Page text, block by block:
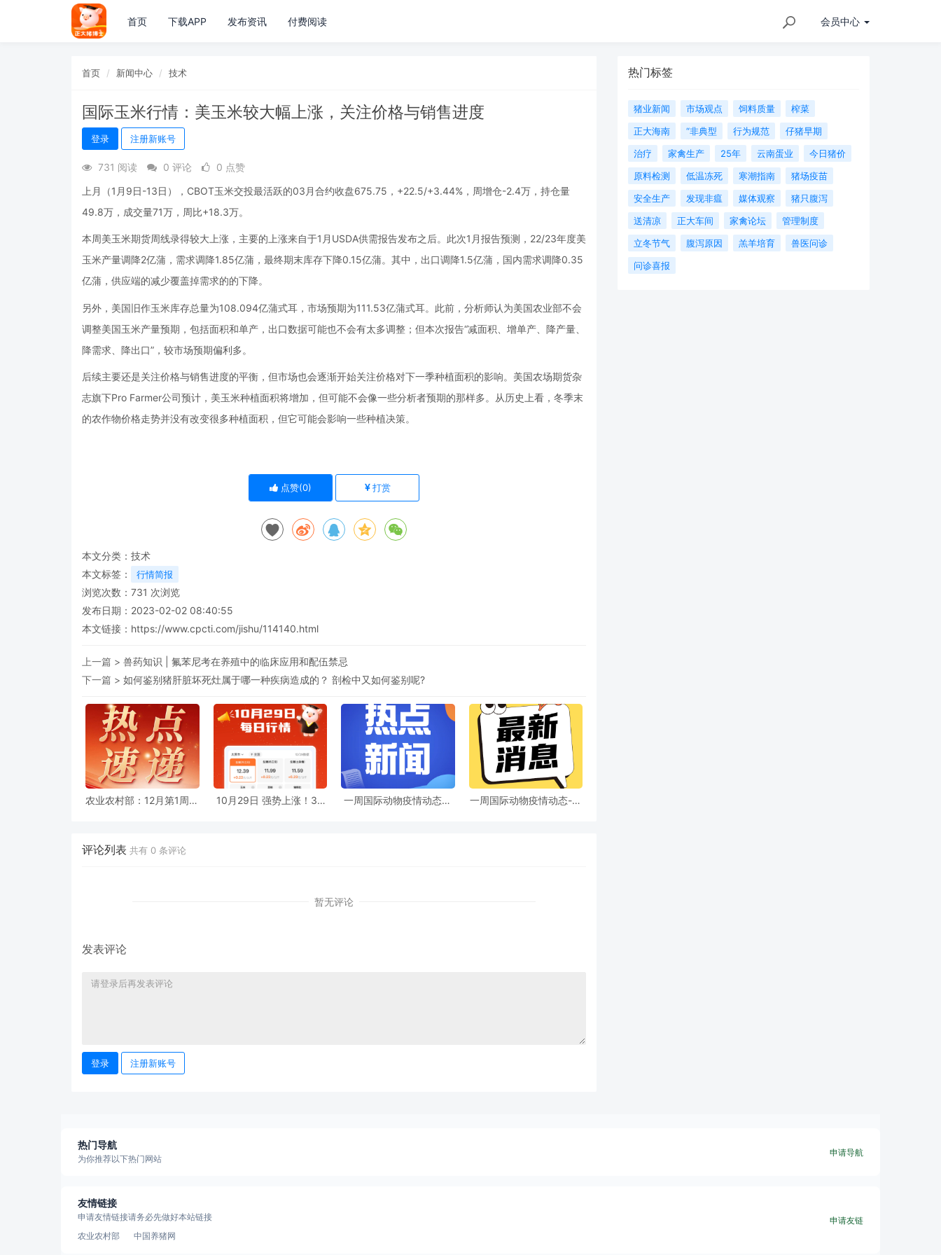
首页 下载APP 发布资讯 付费阅读 会员中心
首页 新闻中心 技术
国际玉米行情：美玉米较大幅上涨，关注价格与销售进度
登录 注册新账号
731 阅读 0 评论
0 点赞
上月（1月9日-13日），CBOT玉米交投最活跃的03月合约收盘675.75，+22.5/+3.44%，周增仓-2.4万，持仓量
49.8万，成交量71万，周比+18.3万。
本周美玉米期货周线录得较大上涨，主要的上涨来自于1月USDA供需报告发布之后。此次1月报告预测，22/23年度美
玉米产量调降2亿蒲，需求调降1.85亿蒲，最终期末库存下降0.15亿蒲。其中，出口调降1.5亿蒲，国内需求调降0.35
亿蒲，供应端的减少覆盖掉需求的的下降。
另外，美国旧作玉米库存总量为108.094亿蒲式耳，市场预期为111.53亿蒲式耳。此前，分析师认为美国农业部不会
调整美国玉米产量预期，包括面积和单产，出口数据可能也不会有太多调整；但本次报告“减面积、增单产、降产量、
降需求、降出口”，较市场预期偏利多。
后续主要还是关注价格与销售进度的平衡，但市场也会逐渐开始关注价格对下一季种植面积的影响。美国农场期货杂
志旗下Pro Farmer公司预计，美玉米种植面积将增加，但可能不会像一些分析者预期的那样多。从历史上看，冬季末
的农作物价格走势并没有改变很多种植面积，但它可能会影响一些种植决策。
点赞(0) 打赏
本文分类： 技术
本文标签：
行情简报
浏览次数： 731 次浏览
发布日期：2023-02-02 08:40:55
本文链接： https://www.cpcti.com/jishu/114140.html
上一篇 > 兽药知识 | 氟苯尼考在养殖中的临床应用和配伍禁忌
下一篇 > 如何鉴别猪肝脏坏死灶属于哪一种疾病造成的？ 剖检中又如何鉴别呢?
农业农村部：12月第1周畜
10月29日 强势上涨！30
一周国际动物疫情动态—
一周国际动物疫情动态-禽
评论列表 共有 0 条评论
暂无评论
发表评论
登录 注册新账号
热门标签
猪业新闻 市场观点 饲料质量
榨菜
正大海南
“非典型 行为规范
仔猪早期
治疗
家禽生产 25年 云南蛋业
今日猪价
原料检测
低温冻死 寒潮指南
猪场疫苗
安全生产
发现非瘟 媒体观察
猪只腹泻
送清凉
正大车间 家禽论坛
管理制度
立冬节气
腹泻原因 羔羊培育
兽医问诊
问诊喜报
热门导航
为你推荐以下热门网站
申请导航
友情链接
申请友情链接请务必先做好本站链接
农业农村部
中国养猪网
申请友链